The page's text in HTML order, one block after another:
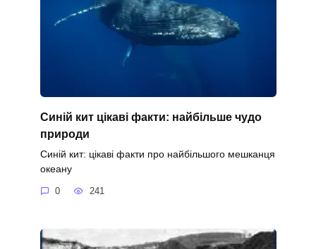
Синій кит цікаві факти: найбільше чудо
природи
Синій кит: цікаві факти про найбільшого мешканця
океану
0 241